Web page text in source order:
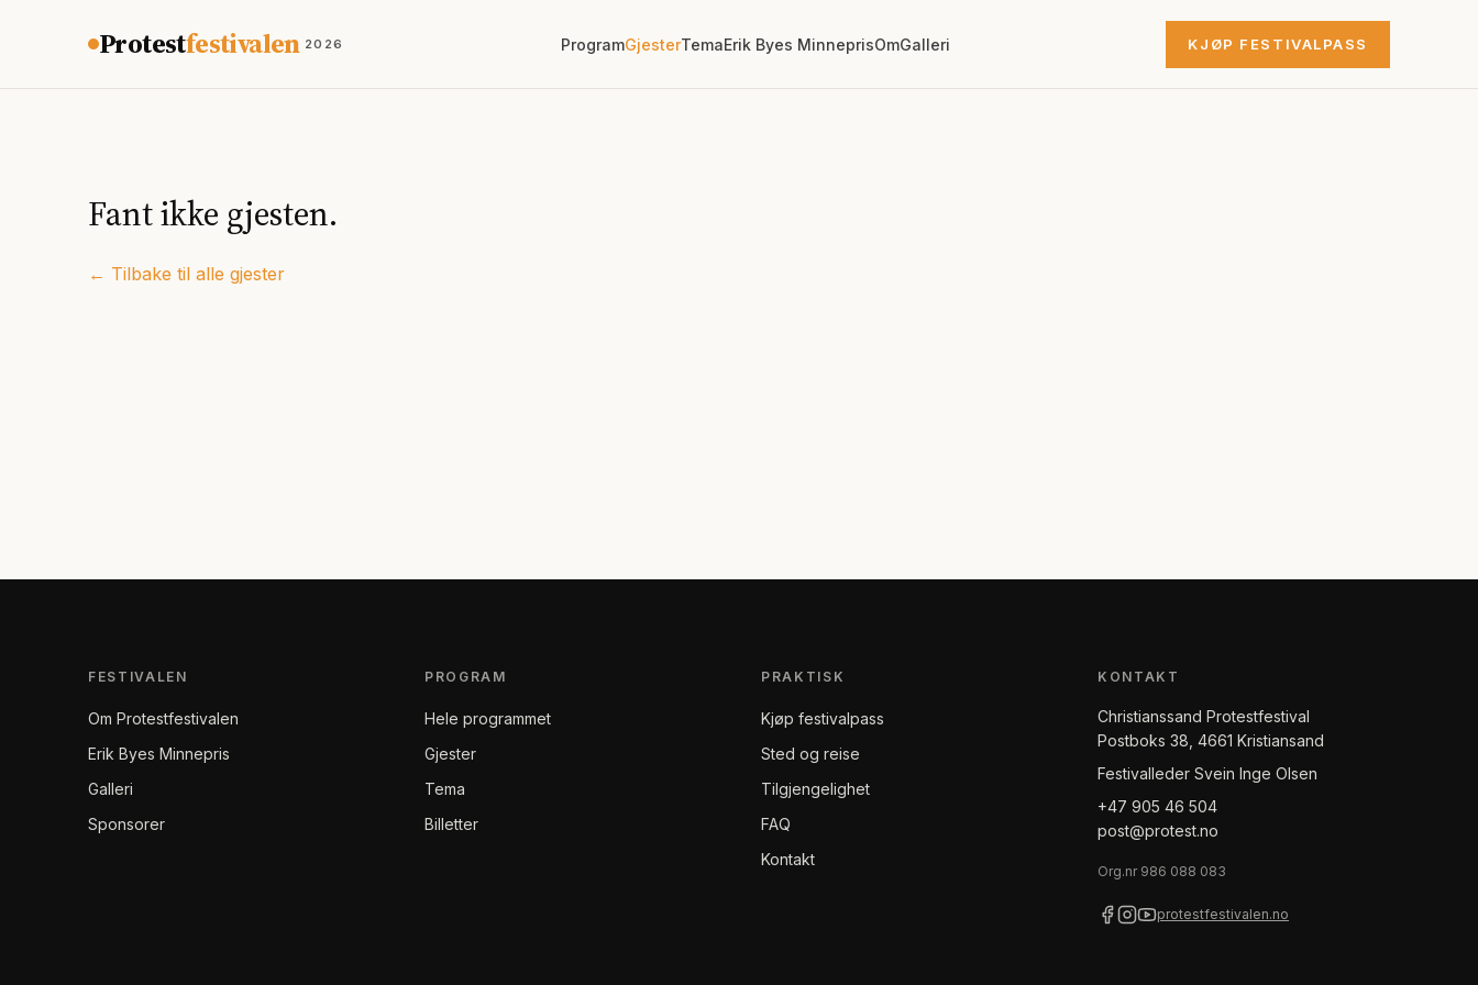
Protestfestivalen 2026 ProgramGjesterTemaErik Byes MinneprisOmGalleri KJØP FESTIVALPASS
Fant ikke gjesten.
← Tilbake til alle gjester
FESTIVALEN
Om Protestfestivalen
Erik Byes Minnepris
Galleri
Sponsorer
PROGRAM
Hele programmet
Gjester
Tema
Billetter
PRAKTISK
Kjøp festivalpass
Sted og reise
Tilgjengelighet
FAQ
Kontakt
KONTAKT
Christianssand Protestfestival
Postboks 38, 4661 Kristiansand
Festivalleder Svein Inge Olsen
+47 905 46 504
post@protest.no
Org.nr 986 088 083
protestfestivalen.no